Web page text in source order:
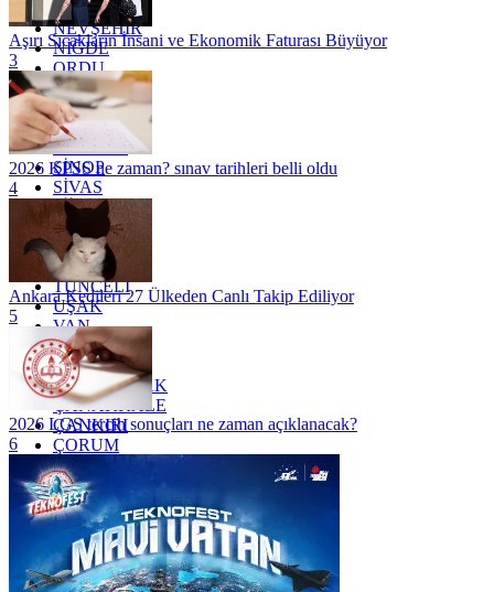
MUŞ
NEVŞEHİR
NİĞDE
ORDU
OSMANİYE
RİZE
SAKARYA
SAMSUN
SİNOP
SİVAS
SİİRT
TEKİRDAĞ
TOKAT
TRABZON
TUNCELİ
UŞAK
VAN
YALOVA
YOZGAT
ZONGULDAK
ÇANAKKALE
ÇANKIRI
ÇORUM
İSTANBUL
İZMİR
ŞANLIURFA
ŞIRNAK
Aşırı Sıcakların İnsani ve Ekonomik Faturası Büyüyor
3
2026 KPSS ne zaman? sınav tarihleri belli oldu
4
Ankara Kedileri 27 Ülkeden Canlı Takip Ediliyor
5
2026 LGS tercih sonuçları ne zaman açıklanacak?
6